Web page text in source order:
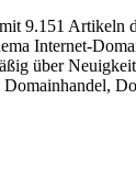
9.151 Artikeln
Internet-
über